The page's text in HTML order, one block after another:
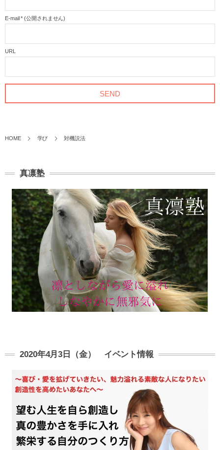
E-mail * (公開されません)
URL
HOME 学び 対機説法
真凛塾
2020年4月3日（金） イベント情報